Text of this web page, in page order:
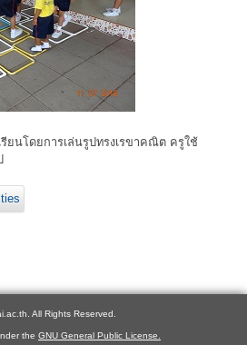
ยนโดยการเล่นรูปทรงเรขาคณิต ครูใช้
All Rights Reserved.
the GNU General Public License.